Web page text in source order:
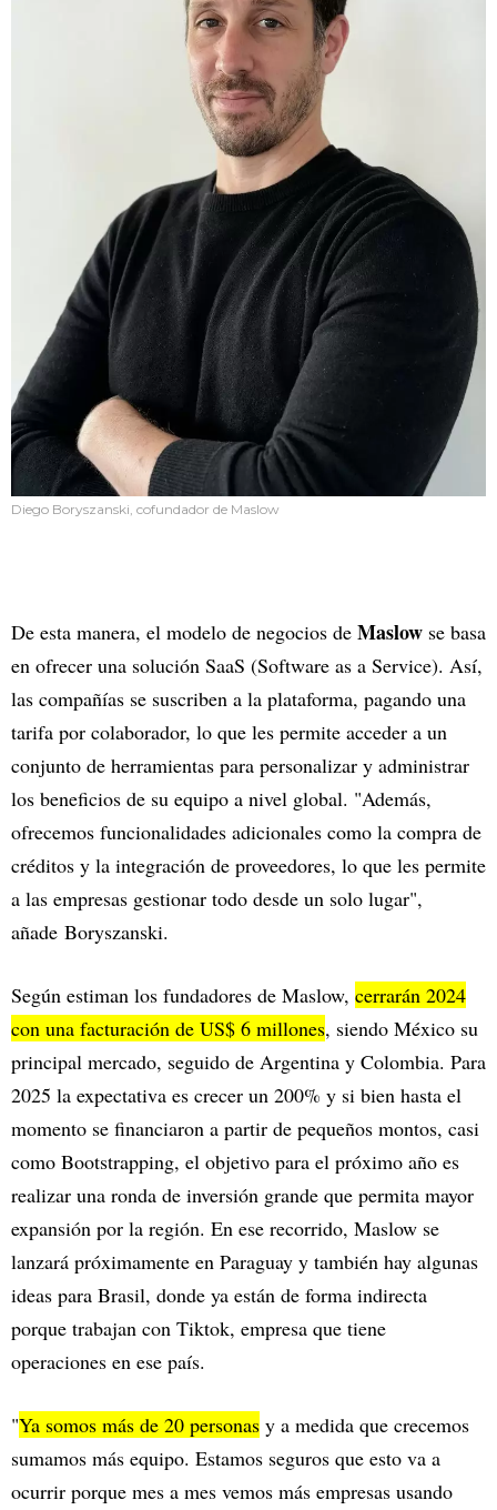
Diego Boryszanski, cofundador de Maslow
De esta manera, el modelo de negocios de Maslow se basa
en ofrecer una solución SaaS (Software as a Service). Así,
las compañías se suscriben a la plataforma, pagando una
tarifa por colaborador, lo que les permite acceder a un
conjunto de herramientas para personalizar y administrar
los beneficios de su equipo a nivel global. "Además,
ofrecemos funcionalidades adicionales como la compra de
créditos y la integración de proveedores, lo que les permite
a las empresas gestionar todo desde un solo lugar",
añade Boryszanski.
Según estiman los fundadores de Maslow, cerrarán 2024
con una facturación de US$ 6 millones, siendo México su
principal mercado, seguido de Argentina y Colombia. Para
2025 la expectativa es crecer un 200% y si bien hasta el
momento se financiaron a partir de pequeños montos, casi
como Bootstrapping, el objetivo para el próximo año es
realizar una ronda de inversión grande que permita mayor
expansión por la región. En ese recorrido, Maslow se
lanzará próximamente en Paraguay y también hay algunas
ideas para Brasil, donde ya están de forma indirecta
porque trabajan con Tiktok, empresa que tiene
operaciones en ese país.
"Ya somos más de 20 personas y a medida que crecemos
sumamos más equipo. Estamos seguros que esto va a
ocurrir porque mes a mes vemos más empresas usando